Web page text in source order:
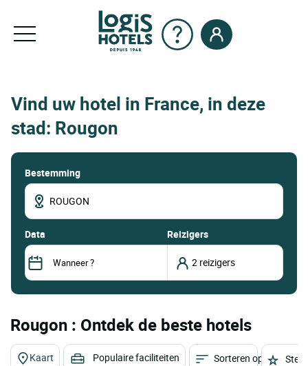
Vind uw hotel in France, in deze
stad: Rougon
Bestemming
data Reizigers
Rougon : Ontdek de beste hotels
Kaart Populaire faciliteiten Sorteren op